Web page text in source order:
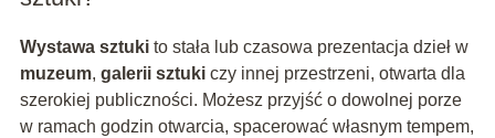
Wystawa sztukito stała lub czasowa prezentacja dzieł w
muzeum, galerii sztukiczy innej przestrzeni, otwarta dla
szerokiej publiczności. Możesz przyjść o dowolnej porze
w ramach godzin otwarcia, spacerować własnym tempem,